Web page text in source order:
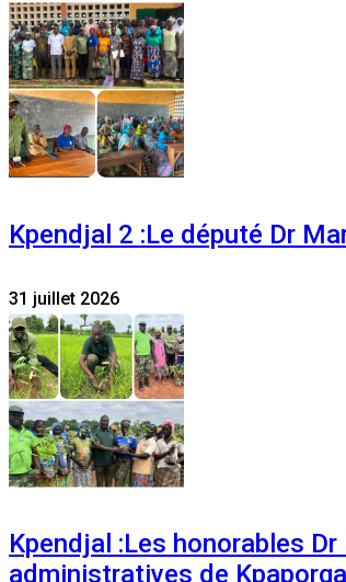
Kpendjal 2 :Le député Dr
31 juillet 2026
Kpendjal :Les honorables
administratives de